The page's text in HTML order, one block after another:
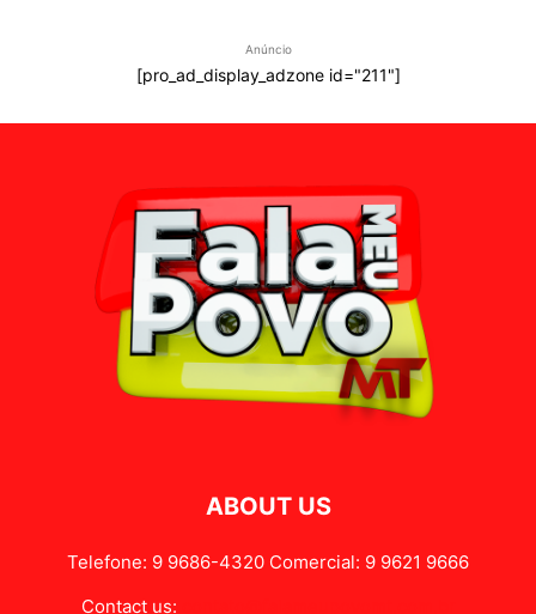
Anúncio
[pro_ad_display_adzone id="211"]
ABOUT US
Telefone: 9 9686-4320 Comercial: 9 9621 9666
Contact us: